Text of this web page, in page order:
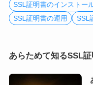
SSL証明書のインストー
SSL証明書の運用
SSL
あらためて知るSSL